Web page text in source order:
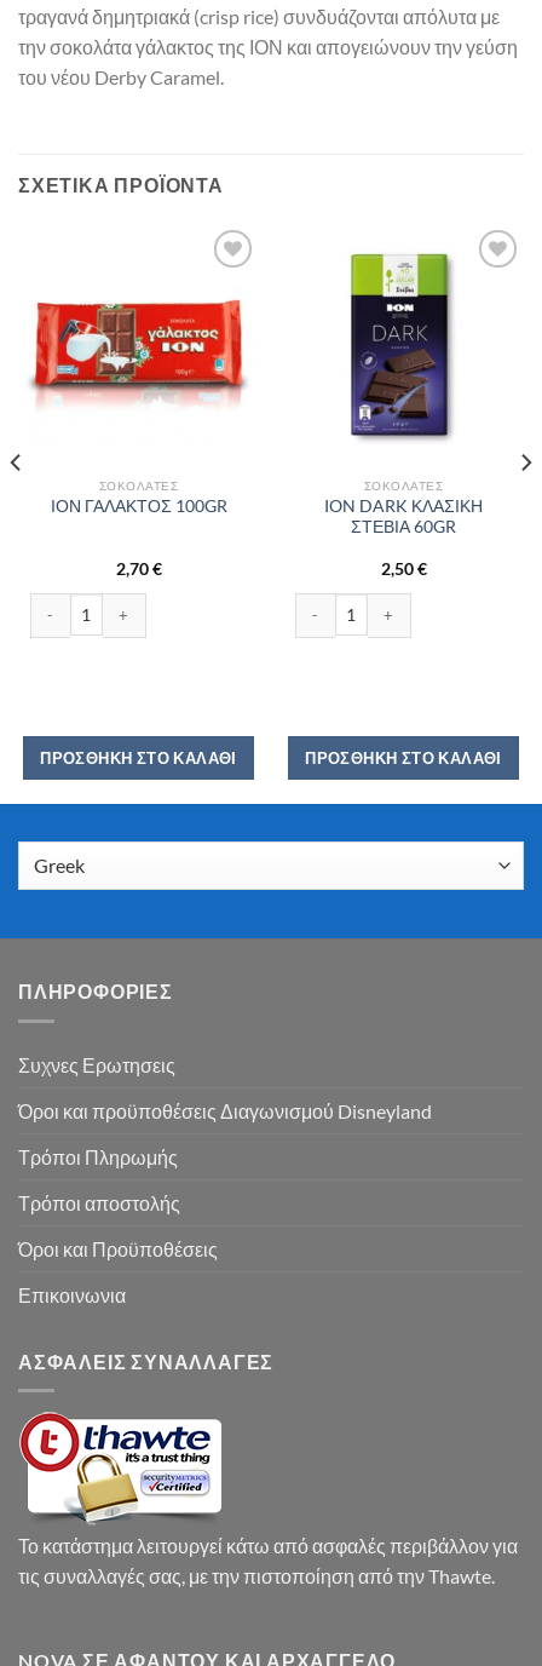
τραγανά δημητριακά (crisp rice) συνδυάζονται απόλυτα με
την σοκολάτα γάλακτος της ΙΟΝ και απογειώνουν την γεύση
του νέου Derby Caramel.
ΣΧΕΤΙΚΆ ΠΡΟΪΌΝΤΑ
στα
αγαπημένα
ΣΟΚΟΛΆΤΕΣ
ΙΟΝ ΓΑΛΑΚΤΟΣ 100GR
2,70€
ΠΡΟΣΘΉΚΗ ΣΤΟ ΚΑΛΆΘΙ
ΣΟΚΟΛΆΤΕΣ
ION DARK ΚΛΑΣΙΚΗ
ΣΤΕΒΙΑ 60GR
2,50€
ΠΡΟΣΘΉΚΗ ΣΤΟ ΚΑΛΆΘΙ
ΠΛΗΡΟΦΟΡΙΕΣ
Συχνες Ερωτησεις
Όροι και προϋποθέσεις Διαγωνισμού Disneyland
Τρόποι Πληρωμής
Τρόποι αποστολής
Όροι και Προϋποθέσεις
Επικοινωνια
ΑΣΦΑΛΕΙΣ ΣΥΝΑΛΛΑΓΕΣ
Το κατάστημα λειτουργεί κάτω από ασφαλές περιβάλλον για
τις συναλλαγές σας, με την πιστοποίηση από την Thawte.
NOVA ΣΕ ΑΦΆΝΤΟΥ ΚΑΙ ΑΡΧΆΓΓΕΛΟ